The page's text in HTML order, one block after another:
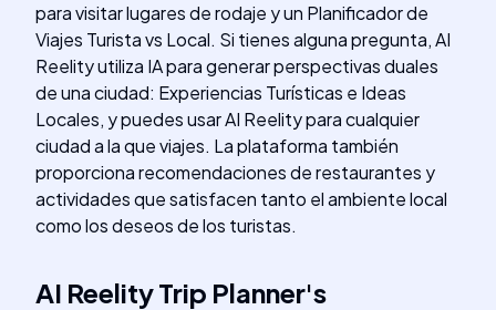
para visitar lugares de rodaje y un Planificador de
Viajes Turista vs Local. Si tienes alguna pregunta, AI
Reelity utiliza IA para generar perspectivas duales
de una ciudad: Experiencias Turísticas e Ideas
Locales, y puedes usar AI Reelity para cualquier
ciudad a la que viajes. La plataforma también
proporciona recomendaciones de restaurantes y
actividades que satisfacen tanto el ambiente local
como los deseos de los turistas.
AI Reelity Trip Planner's